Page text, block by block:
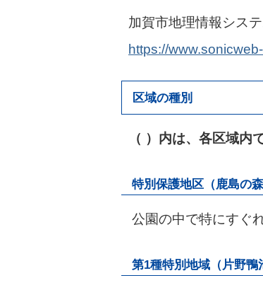
加賀市地理情報シス
https://
区域の種別
（ ）内は、各区域内
特別保護地区（鹿島の
公園の中で特にすぐ
第1種特別地域（片野鴨